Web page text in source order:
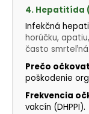
4. Hepatitída
Infekčná
horúčku,
často smrteľná.
Prečo
poškodenie
Frekvencia
vakcín (DHPPI).